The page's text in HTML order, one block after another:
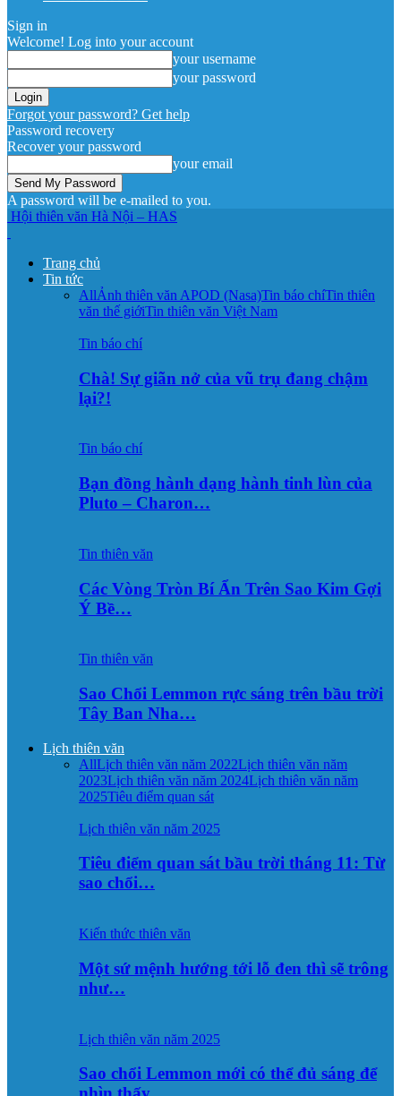
Sign in
Welcome! Log into your account
your username
your password
Forgot your password? Get help
Password recovery
Recover your password
your email
A password will be e-mailed to you.
Hội thiên văn Hà Nội – HAS
Trang chủ
Tin tức
AllẢnh thiên văn APOD (Nasa)Tin báo chíTin thiên
văn thế giớiTin thiên văn Việt Nam
Tin báo chí
Chà! Sự giãn nở của vũ trụ đang chậm
lại?!
Tin báo chí
Bạn đồng hành dạng hành tinh lùn của
Pluto – Charon…
Tin thiên văn
Các Vòng Tròn Bí Ẩn Trên Sao Kim Gợi
Ý Bề…
Tin thiên văn
Sao Chổi Lemmon rực sáng trên bầu trời
Tây Ban Nha…
Lịch thiên văn
AllLịch thiên văn năm 2022Lịch thiên văn năm
2023Lịch thiên văn năm 2024Lịch thiên văn năm
2025Tiêu điểm quan sát
Lịch thiên văn năm 2025
Tiêu điểm quan sát bầu trời tháng 11: Từ
sao chổi…
Kiến thức thiên văn
Một sứ mệnh hướng tới lỗ đen thì sẽ trông
như…
Lịch thiên văn năm 2025
Sao chổi Lemmon mới có thể đủ sáng để